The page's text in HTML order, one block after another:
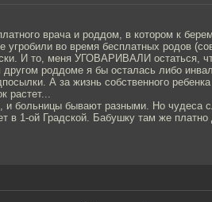
врача и роддом, в котором к
угробили во время бесплатных родов
И то, меня УГОВАРИВАЛИ остаться,
роддоме я бы осталась либо
А за жизнь собственного
растет...
и больницы бывают разными. Но чудеса
в 1-ой Градской. Бабушку там же